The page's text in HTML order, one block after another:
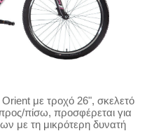
με τροχό 26", σκελετό
πίσω, προσφέρεται για
με τη μικρότερη δυνατή